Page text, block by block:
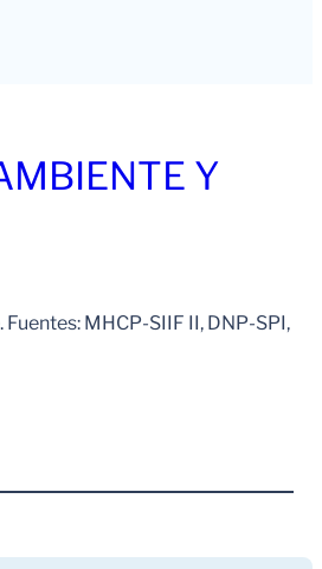
Y
MHCP-SIIF II, DNP-SPI,